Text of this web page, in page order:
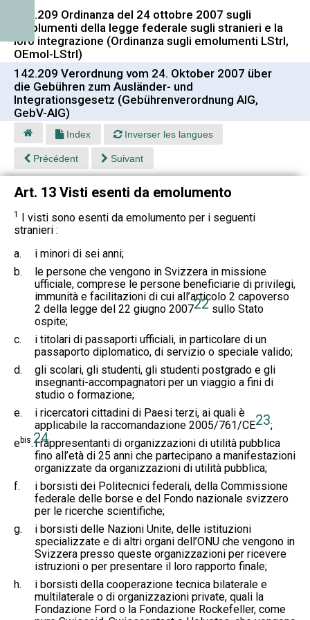
142.209 Ordinanza del 24 ottobre 2007 sugli
emolumenti della legge federale sugli stranieri e la
loro integrazione (Ordinanza sugli emolumenti LStrI,
OEmol-LStrI)
142.209 Verordnung vom 24. Oktober 2007 über
die Gebühren zum Ausländer- und
Integrationsgesetz (Gebührenverordnung AIG,
GebV-AIG)
Index Inverser les langues
Précédent Suivant
Art. 13 Visti esenti da emolumento
1 I visti sono esenti da emolumento per i seguenti
stranieri :
a.
i minori di sei anni;
b.
le persone che vengono in Svizzera in missione
ufficiale, comprese le persone beneficiarie di privilegi,
immunità e facilitazioni di cui all’articolo 2 capoverso
2 della legge del 22 giugno 200722 sullo Stato
ospite;
c.
i titolari di passaporti ufficiali, in particolare di un
passaporto diplomatico, di servizio o speciale valido;
d.
gli scolari, gli studenti, gli studenti postgrado e gli
insegnanti-accompagnatori per un viaggio a fini di
studio o formazione;
e.
i ricercatori cittadini di Paesi terzi, ai quali è
applicabile la raccomandazione 2005/761/CE23;
ebis.24
i rappresentanti di organizzazioni di utilità pubblica
fino all’età di 25 anni che partecipano a manifestazioni
organizzate da organizzazioni di utilità pubblica;
f.
i borsisti dei Politecnici federali, della Commissione
federale delle borse e del Fondo nazionale svizzero
per le ricerche scientifiche;
g.
i borsisti delle Nazioni Unite, delle istituzioni
specializzate e di altri organi dell’ONU che vengono in
Svizzera presso queste organizzazioni per ricevere
istruzioni o per presentare il loro rapporto finale;
h.
i borsisti della cooperazione tecnica bilaterale e
multilaterale o di organizzazioni private, quali la
Fondazione Ford o la Fondazione Rockefeller, come